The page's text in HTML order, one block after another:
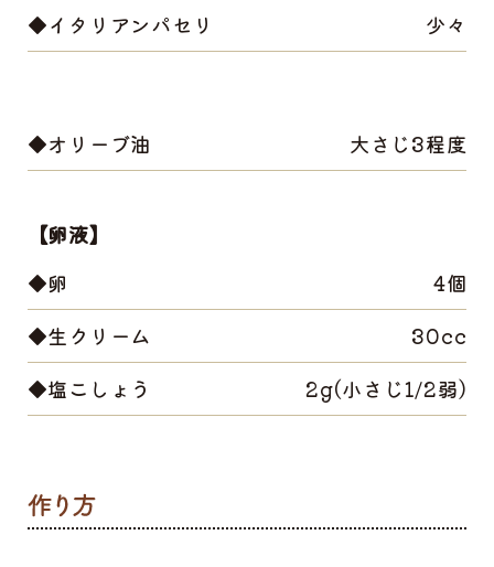
◆イタリアンパセリ
少々
◆オリーブ油 大さじ3程度
【卵液】
◆卵
4個
◆生クリーム
30cc
◆塩こしょう
2g(小さじ1/2弱)